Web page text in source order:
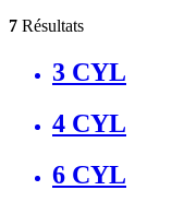
7 Résultats
3 CYL
4 CYL
6 CYL